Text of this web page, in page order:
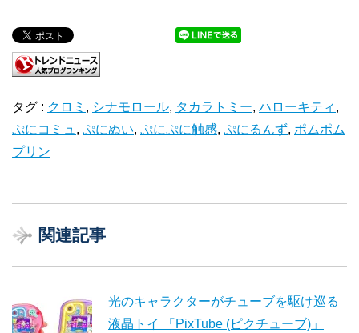
タグ : クロミ , シナモロール, タカラトミー, ハローキティ ,
ぷにコミュ , ぷにぬい, ぷにぷに触感, ぷにるんず, ポムポム
プリン
関連記事
光のキャラクターがチューブを駆け巡る
液晶トイ 「PixTube (ピクチューブ)」